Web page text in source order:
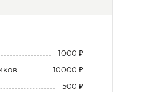
1000 ₽
10000 ₽
500 ₽